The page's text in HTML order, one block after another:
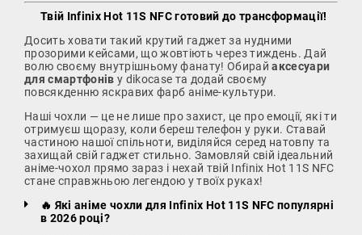
Твій Infinix Hot 11S NFC готовий до трансформації!
Досить ховати такий крутий гаджет за нудними
прозорими кейсами, що жовтіють через тиждень. Дай
волю своєму внутрішньому фанату! Обирайаксесуари
для смартфонів у dikocase та додай своєму
повсякденню яскравих фарб аніме-культури.
Наші чохли — це не лише про захист, це про емоції, які ти
отримуєш щоразу, коли береш телефон у руки. Ставай
частиною нашої спільноти, виділяйся серед натовпу та
захищай свій гаджет стильно. Замовляй свій ідеальний
аніме-чохол прямо зараз і нехай твій Infinix Hot 11S NFC
стане справжньою легендою у твоїх руках!
🔥 Які аніме чохли для Infinix Hot 11S NFC популярні
в 2026 році?